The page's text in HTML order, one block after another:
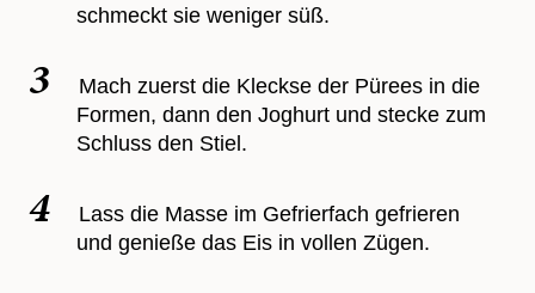
schmeckt sie weniger süß.
Mach zuerst die Kleckse der Pürees in die
Formen, dann den Joghurt und stecke zum
Schluss den Stiel.
Lass die Masse im Gefrierfach gefrieren
und genieße das Eis in vollen Zügen.